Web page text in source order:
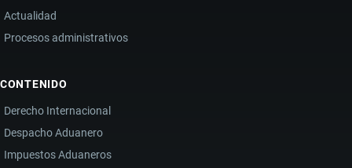
Actualidad
Procesos administrativos
CONTENIDO
Derecho Internacional
Despacho Aduanero
Impuestos Aduaneros